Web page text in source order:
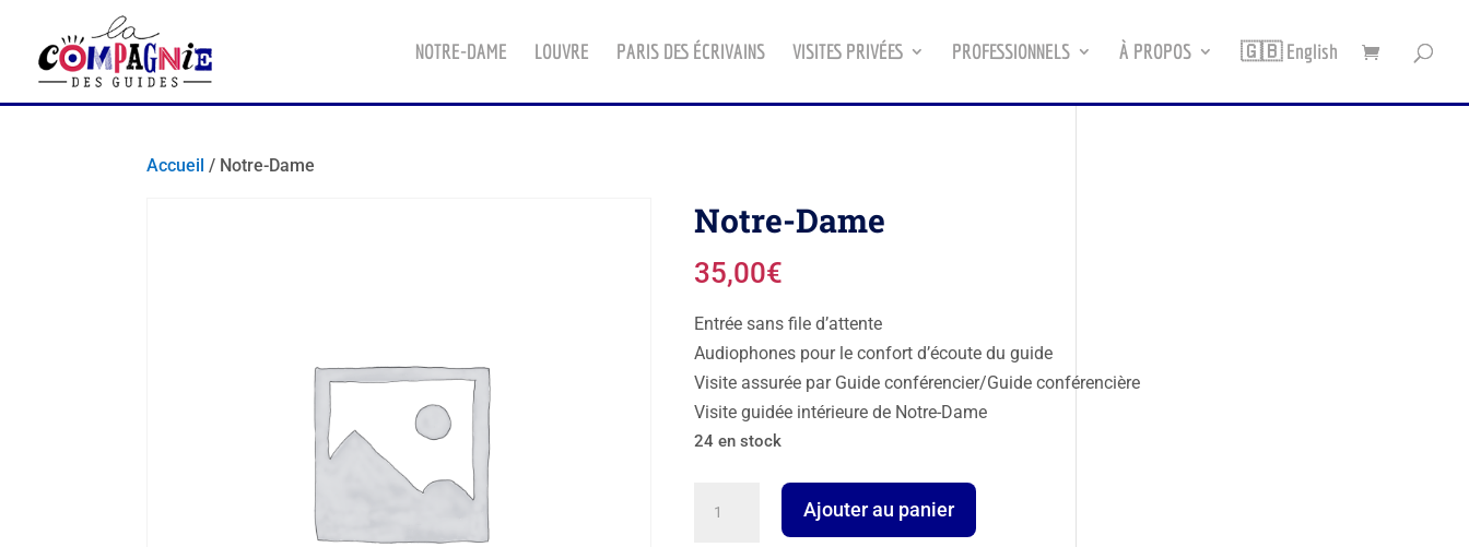
NOTRE-DAME LOUVRE PARIS DES ÉCRIVAINS VISITES PRIVÉES PROFESSIONNELS À PROPOS 🇬🇧 English
Accueil / Notre-Dame
Notre-Dame
35,00€
Entrée sans file d’attente
Audiophones pour le confort d’écoute du guide
Visite assurée par Guide conférencier/Guide conférencière
Visite guidée intérieure de Notre-Dame
24 en stock
Ajouter au panier